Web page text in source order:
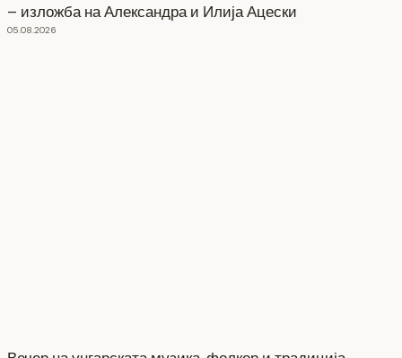
– изложба на Александра и Илија Ацески
05.08.2026